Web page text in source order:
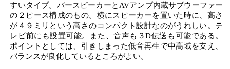
すいタイプ。バースピーカーとAVアンプ内蔵サブウーファー
の２ピース構成のもの。横にスピーカーを置いた時に、高さ
が４９ミリという高さのコンパクト設計なのがうれしい。テ
レビ前にも設置可能。また、音声も３D伝送も可能である。
ポイントとしては、引きしまった低音再生で中高域を支え、
バランスが良化しているところがよい。